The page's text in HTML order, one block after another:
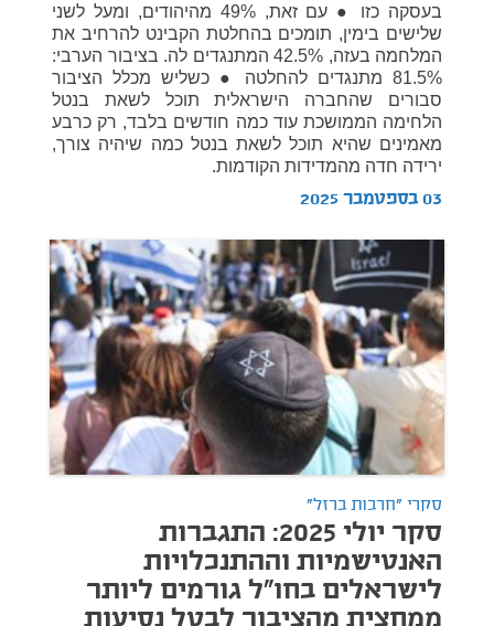
בעסקה כזו ● עם זאת, 49% מהיהודים, ומעל לשני
שלישים בימין, תומכים בהחלטת הקבינט להרחיב את
המלחמה בעזה, 42.5% המתנגדים לה. בציבור הערבי:
81.5% מתנגדים להחלטה ● כשליש מכלל הציבור
סבורים שהחברה הישראלית תוכל לשאת בנטל
הלחימה הממושכת עוד כמה חודשים בלבד, רק כרבע
מאמינים שהיא תוכל לשאת בנטל כמה שיהיה צורך,
ירידה חדה מהמדידות הקודמות.
03 בספטמבר 2025
סקרי "חרבות ברזל"
סקר יולי 2025: התגברות
האנטישמיות וההתנכלויות
לישראלים בחו"ל גורמים ליותר